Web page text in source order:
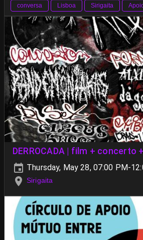
conversa Lisboa Sirigaita
DERROCADA | film + concerto
Thursday, May 28, 07:00 PM-
Sirigaita